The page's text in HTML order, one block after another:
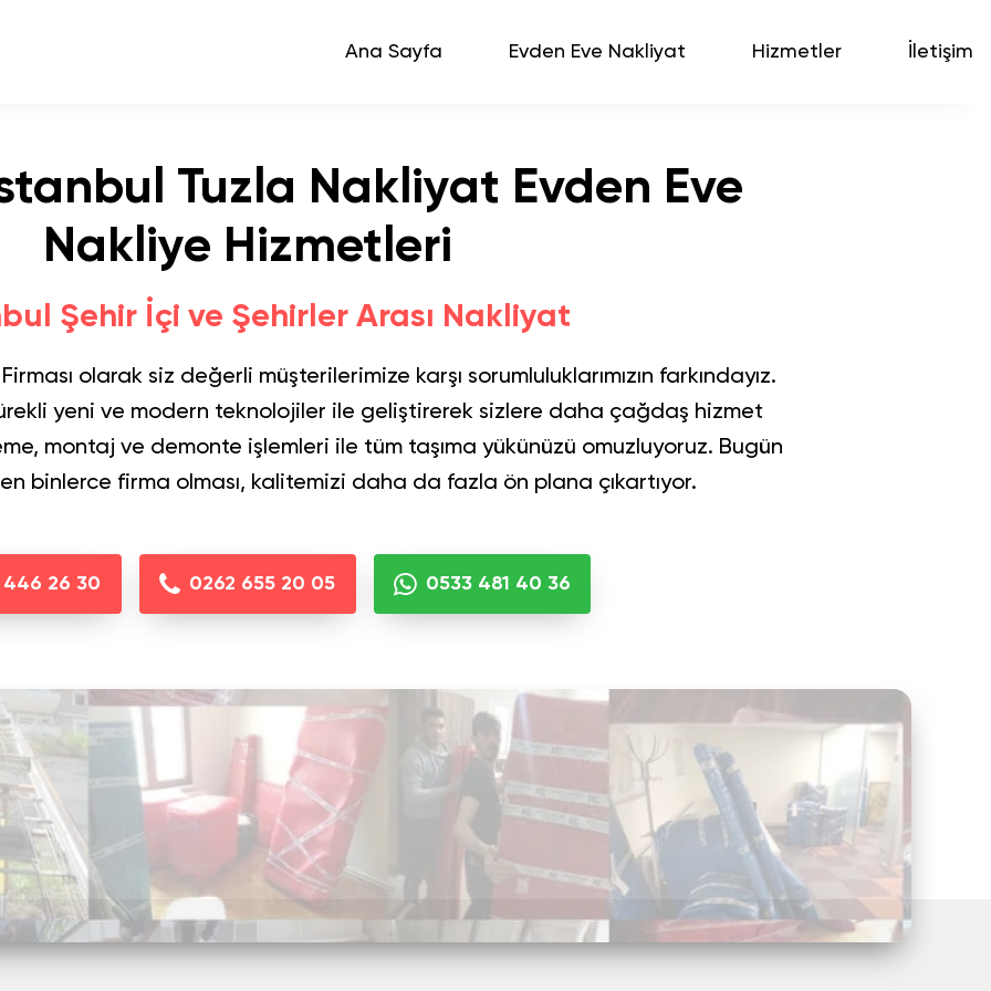
Ana Sayfa Evden Eve Nakliyat Hizmetler İletişim
Tuzla Nakliyat Evden Eve
Nakliye Hizmetleri
Şehir İçi ve Şehirler Arası Nakliyat
olarak siz değerli müşterilerimize karşı sorumluluklarımızın farkındayız.
yeni ve modern teknolojiler ile geliştirerek sizlere daha çağdaş hizmet
montaj ve demonte işlemleri ile tüm taşıma yükünüzü omuzluyoruz. Bugün
binlerce firma olması, kalitemizi daha da fazla ön plana çıkartıyor.
446 26 30 0262 655 20 05 0533 481 40 36